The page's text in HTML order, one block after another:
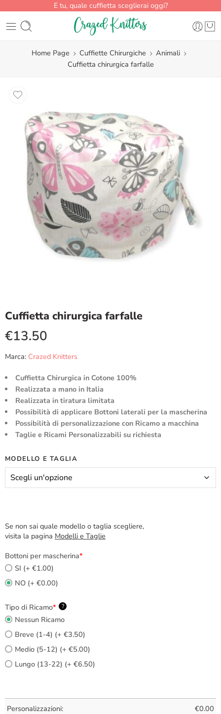
E tu, quale cuffietta sceglierai oggi?
Home Page Cuffiette Chirurgiche
Animali
Cuffietta chirurgica farfalle
Cuffietta chirurgica farfalle
€13.50
Marca: Crazed Knitters
Cuffietta Chirurgica in Cotone 100%
Realizzata a mano in Italia
Realizzata in tiratura limitata
Possibilità di applicare Bottoni laterali per la mascherina
Possibilità di personalizzazione con Ricamo a macchina
Taglie e Ricami Personalizzabili su richiesta
MODELLO E TAGLIA
Se non sai quale modello o taglia scegliere,
visita la pagina Modelli e Taglie
Bottoni per mascherina*
SI (+ €1.00)
NO (+ €0.00)
Tipo di Ricamo* ?
Nessun Ricamo
Breve (1-4) (+ €3.50)
Medio (5-12) (+ €5.00)
Lungo (13-22) (+ €6.50)
Personalizzazioni: €0.00